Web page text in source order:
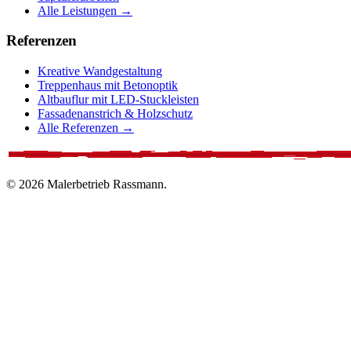
Alle Leistungen →
Referenzen
Kreative Wandgestaltung
Treppenhaus mit Betonoptik
Altbauflur mit LED-Stuckleisten
Fassadenanstrich & Holzschutz
Alle Referenzen →
© 2026 Malerbetrieb Rassmann.